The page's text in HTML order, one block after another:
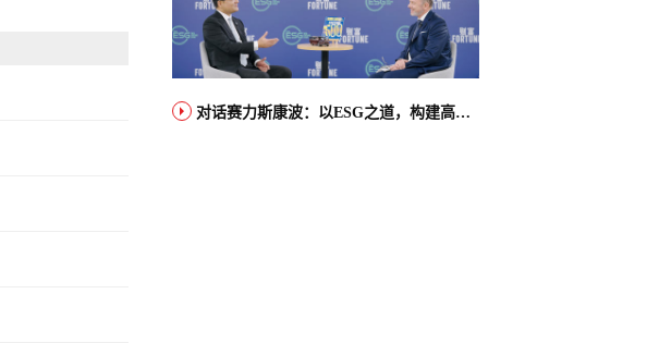
对话赛力斯康波：以ESG之道，构建高端智能汽车品牌全球竞争力